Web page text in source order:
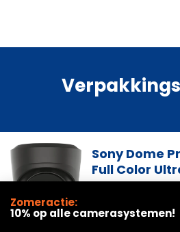
Sony Dome
Full Color
Aantal camera’s
Zomeractie:
10% op alle camerasystemen!